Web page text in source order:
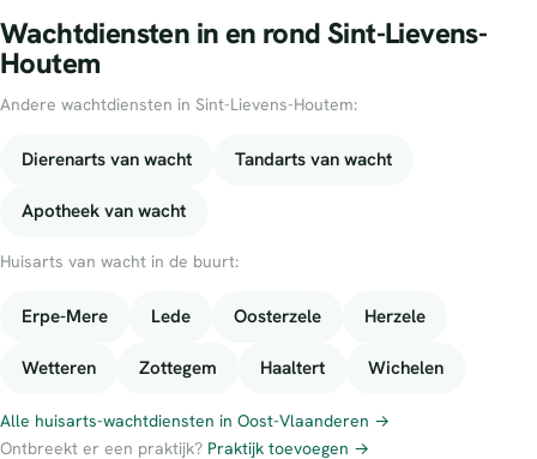
Wachtdiensten in en rond Sint-Lievens-
Houtem
Andere wachtdiensten in Sint-Lievens-Houtem:
Dierenarts van wacht Tandarts van wacht
Apotheek van wacht
Huisarts van wacht in de buurt:
Erpe-Mere Lede Oosterzele Herzele
Wetteren Zottegem Haaltert Wichelen
Alle huisarts-wachtdiensten in Oost-Vlaanderen →
Ontbreekt er een praktijk? Praktijk toevoegen →